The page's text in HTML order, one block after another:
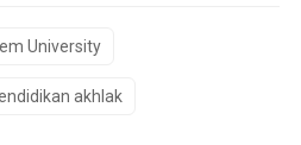
University
akhlak